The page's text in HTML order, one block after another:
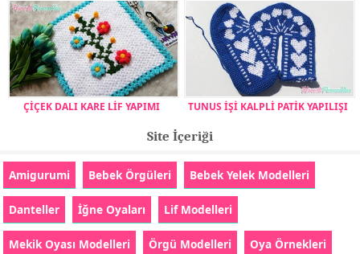
ÇİÇEK DALI KARE LİF YAPIMI TUNUS İŞİ KALPLİ PATİK YAPILIŞI
Site İçeriği
Amigurumi Bebek Örgüleri Bebek Yelek Modelleri
Danteller İğne Oyaları Lif Modelleri
Mekik Oyası Modelleri Örgü Modelleri Oya Örnekleri